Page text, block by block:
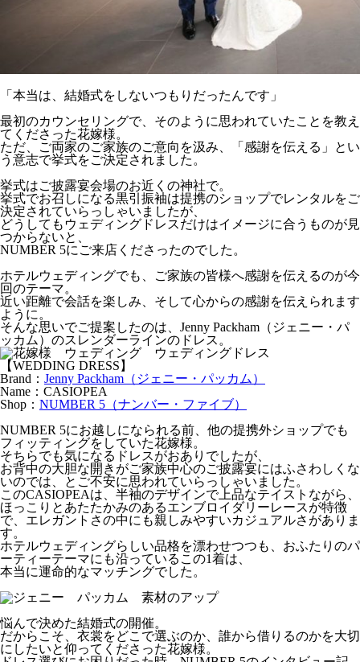
「本当は、結婚式をしないつもりだったんです」
最初のカウンセリングで、そのように思われていたことを教え
てくださった花嫁様。
ただ、ご両家のご家族のご意向を汲み、「感謝を伝える」とい
う意志で挙式をご決定されました。
挙式はご披露宴会場のお近くの神社で。
挙式でお召しになる黒引振袖は提携のショップでレンタルをご
決定されていらっしゃいましたが、
どうしてもウェディングドレスだけはイメージに合うものが見
つからないと、
NUMBER 5にご来店くださったのでした。
ホテルウェディングでも、ご家族の皆様へ感謝を伝えるのが今
回のテーマ。
近い距離で会話を楽しみ、そして心からの感謝を伝えられます
ように。
そんな思いでご提案したのは、Jenny Packham（ジェニー・パ
ッカム）のスレンダーラインのドレス。
【WEDDING DRESS】
Brand： Jenny Packham（ジェニー・パッカム）
Name：CASIOPEA
Shop： NUMBER 5（ナンバー・ファイブ）
NUMBER 5にお越しになられる前、他の提携外ショップでも
フィッティングをしていた花嫁様。
そちらでも気になるドレスがおありでしたが、
お背中の大胆な開きがご家族中心のご披露宴にはふさわしくな
いのでは、とご不安に思われていらっしゃいました。
このCASIOPEAは、半袖のデザインで上品なテイストながら、
ほっこりとあたたかみのあるエンブロイダリーレースが特徴
で、エレガントさの中にも親しみやすいカジュアルさがありま
す。
ホテルウェディングらしい品格を漂わせつつも、おふたりのパ
ーティーテーマにも沿っているこの1着は、
本当に運命的なマッチングでした。
悩んで決めた結婚式の開催。
だからこそ、衣裳をどこで選ぶのか、誰から借りるのかを大切
にしたいと仰ってくださった花嫁様。